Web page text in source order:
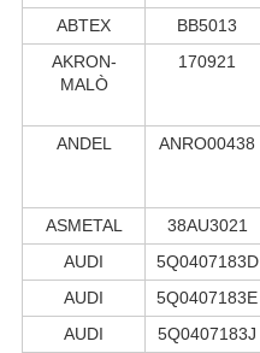
ABTEX
BB5013
AKRON-
MALÒ
170921
ANDEL ANRO00438
ASMETAL 38AU3021
AUDI
5Q0407183D
AUDI
5Q0407183E
AUDI
5Q0407183J